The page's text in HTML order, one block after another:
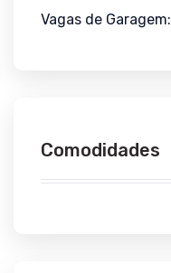
Vagas de Garagem:
Comodidades